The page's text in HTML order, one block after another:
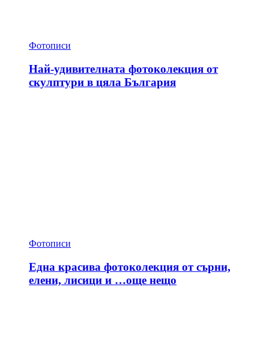
Фотописи
Най-удивителната фотоколекция от
скулптури в цяла България
Фотописи
Една красива фотоколекция от сърни,
елени, лисици и …още нещо